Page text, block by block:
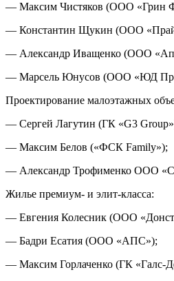
— Максим Чистяков (ООО «Грин
— Константин Щукин (ООО
— Александр Иващенко (ООО
— Марсель Юнусов (ООО «ЮД
Проектирование малоэтажных
— Сергей Лагутин (ГК «G3
— Максим Белов («ФСК Family»);
— Александр Трофименко ООО
Жилье премиум- и элит-класса:
— Евгения Колесник (ООО
— Бадри Есатия (ООО «АПС»);
— Максим Горлаченко (ГК «Галс-